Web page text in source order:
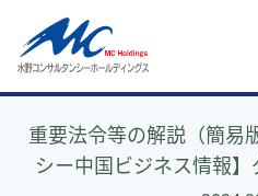
重要法令等の解説（簡易
シー中国ビジネス情報